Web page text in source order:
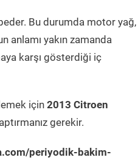
Bu durumda motor yağ,
yakın zamanda
karşı gösterdiği iç
için 2013 Citroen
gerekir.
periyodik-bakim-